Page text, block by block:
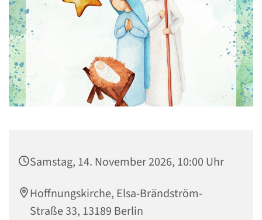
Samstag, 14. November 2026, 10:00 Uhr
Hoffnungskirche, Elsa-Brändström-
Straße 33, 13189 Berlin